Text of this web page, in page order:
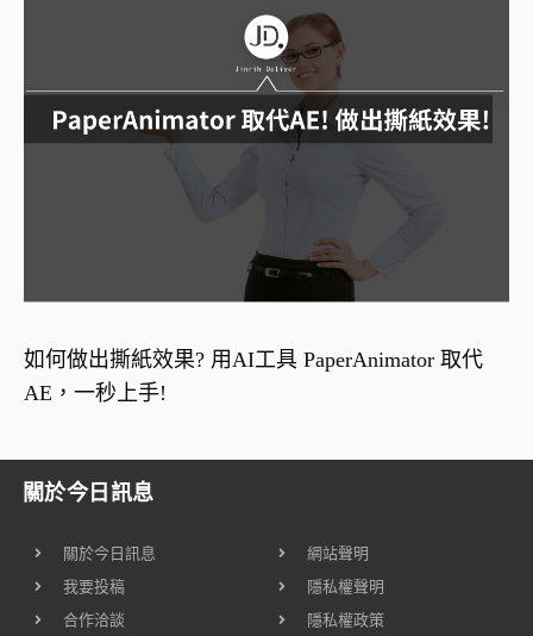
如何做出撕紙效果? 用AI工具 PaperAnimator 取代
AE，一秒上手!
關於今日訊息
關於今日訊息
我要投稿
合作洽談
網站聲明
隱私權聲明
隱私權政策